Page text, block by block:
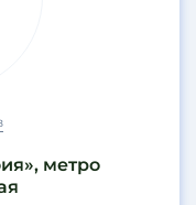
метро